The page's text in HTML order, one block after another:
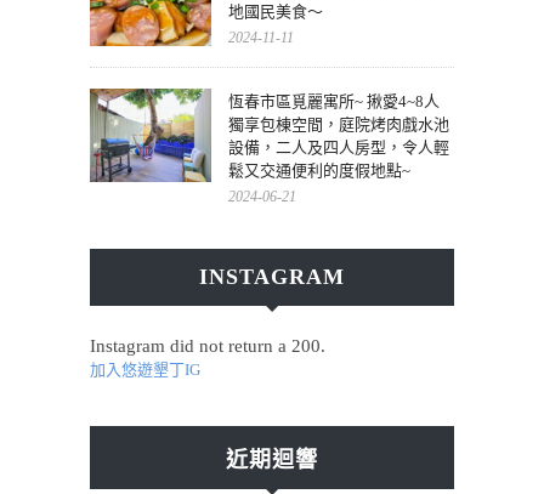
地國民美食～
2024-11-11
恆春市區覓麗寓所~ 揪愛4~8人
獨享包棟空間，庭院烤肉戲水池
設備，二人及四人房型，令人輕
鬆又交通便利的度假地點~
2024-06-21
INSTAGRAM
Instagram did not return a 200.
加入悠遊墾丁IG
近期迴響